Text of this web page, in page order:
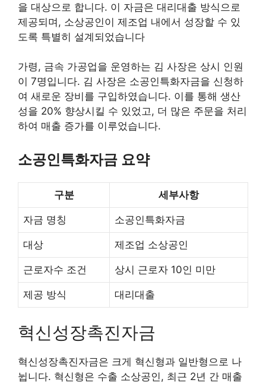
을 대상으로 합니다. 이 자금은 대리대출 방식으로
제공되며, 소상공인이 제조업 내에서 성장할 수 있
도록 특별히 설계되었습니다
가령, 금속 가공업을 운영하는 김 사장은 상시 인원
이 7명입니다. 김 사장은 소공인특화자금을 신청하
여 새로운 장비를 구입하였습니다. 이를 통해 생산
성을 20% 향상시킬 수 있었고, 더 많은 주문을 처리
하여 매출 증가를 이루었습니다.
소공인특화자금 요약
구분 세부사항
자금 명칭 소공인특화자금
대상 제조업 소상공인
근로자수 조건 상시 근로자 10인 미만
제공 방식 대리대출
혁신성장촉진자금
혁신성장촉진자금은 크게 혁신형과 일반형으로 나
뉩니다. 혁신형은 수출 소상공인, 최근 2년 간 매출